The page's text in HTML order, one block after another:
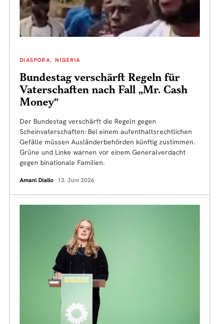
DIASPORA NIGERIA
Bundestag verschärft Regeln für
Vaterschaften nach Fall „Mr. Cash
Money“
Der Bundestag verschärft die Regeln gegen
Scheinvaterschaften: Bei einem aufenthaltsrechtlichen
Gefälle müssen Ausländerbehörden künftig zustimmen.
Grüne und Linke warnen vor einem Generalverdacht
gegen binationale Familien.
Amani Diallo 13. Juni 2026